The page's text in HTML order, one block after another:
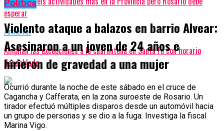
esperar
Anterior
Amplían las excepciones a la cuarentena en Santa Fe con horario
desdoblado
Política
Violento ataque a balazos en barrio Alvear:
Asesinaron a un joven de 24 años e
hirieron de gravedad a una mujer
Ocurrió durante la noche de este sábado en el cruce de
Cagancha y Cafferata, en la zona suroeste de Rosario. Un
tirador efectuó múltiples disparos desde un automóvil hacia
un grupo de personas y se dio a la fuga. Investiga la fiscal
Marina Vigo.